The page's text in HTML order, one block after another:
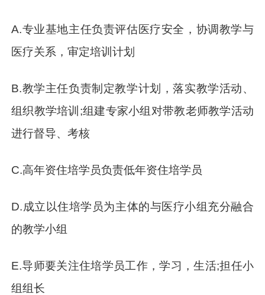
A.专业基地主任负责评估医疗安全，协调教学与
医疗关系，审定培训计划
B.教学主任负责制定教学计划，落实教学活动、
组织教学培训;组建专家小组对带教老师教学活动
进行督导、考核
C.高年资住培学员负责低年资住培学员
D.成立以住培学员为主体的与医疗小组充分融合
的教学小组
E.导师要关注住培学员工作，学习，生活;担任小
组组长